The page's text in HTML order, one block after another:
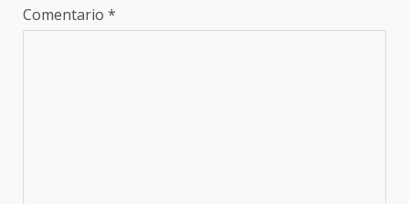
Comentario *